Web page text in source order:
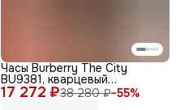
17 272 ₽38 280 ₽−55%
Часы Burberry The City
BU9381, кварцевый
механизм, сапфировое